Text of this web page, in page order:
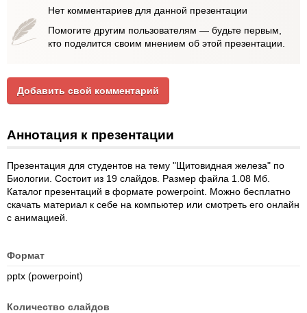
Нет комментариев для данной презентации
Помогите другим пользователям — будьте первым,
кто поделится своим мнением об этой презентации.
Добавить свой комментарий
Аннотация к презентации
Презентация для студентов на тему "Щитовидная железа" по
Биологии. Состоит из 19 слайдов. Размер файла 1.08 Мб.
Каталог презентаций в формате powerpoint. Можно бесплатно
скачать материал к себе на компьютер или смотреть его онлайн
с анимацией.
Формат
pptx (powerpoint)
Количество слайдов